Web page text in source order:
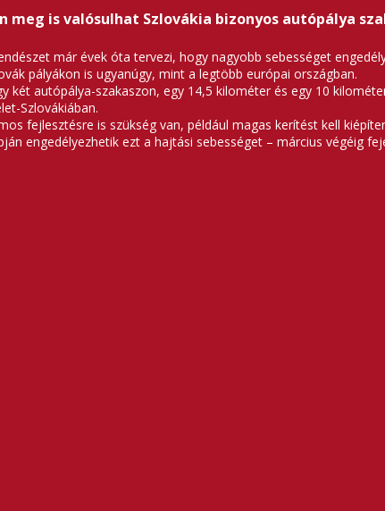
meg is valósulhat Szlovákia bizonyos autópálya
már évek óta tervezi, hogy nagyobb sebességet
pályákon is ugyanúgy, mint a legtöbb európai országban.
két autópálya-szakaszon, egy 14,5 kilométer és egy 10
Szlovákiában.
fejlesztésre is szükség van, például magas kerítést kell
engedélyezhetik ezt a hajtási sebességet – március végéig